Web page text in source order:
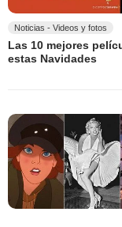
Noticias - Videos y fotos
Las 10 mejores
estas Navidades